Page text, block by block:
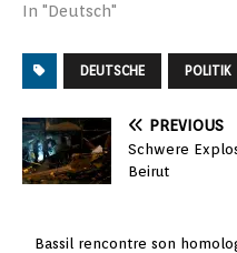
In "Deutsch"
DEUTSCHE POLITIK
PREVIOUS
Schwere
Beirut
Bassil rencontre son